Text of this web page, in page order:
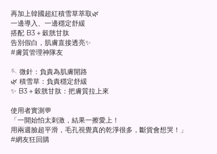
再加上韓國超紅積雪草萃取🌿
一邊導入、一邊穩定舒緩
搭配 B3＋穀胱甘肽
告別假白，肌膚直接透亮✨
#膚質管理神隊友
🪡 微針：負責為肌膚開路
🌿 積雪草：負責穩定舒緩
✨ B3＋穀胱甘肽：把膚質拉上來
使用者實測💬
「一開始怕太刺激，結果一擦愛上！
用兩週臉超平滑，毛孔視覺真的乾淨很多，斷貨會想哭！」
#網友狂回購